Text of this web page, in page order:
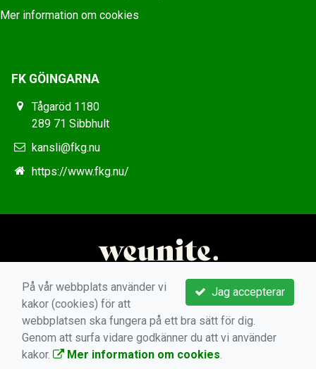
Mer information om cookies
FK GÖINGARNA
Tågaröd 1180
289 71 Sibbhult
kansli@fkg.nu
https://www.fkg.nu/
Jag accepterar
På vår webbplats använder vi
kakor (cookies) för att
webbplatsen ska fungera på ett bra sätt för dig.
Genom att surfa vidare godkänner du att vi använder
kakor.
Mer information om cookies.